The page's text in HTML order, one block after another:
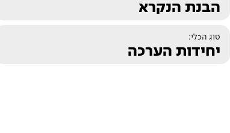
הבנת הנקרא
סוג הכלי:
יחידות הערכה